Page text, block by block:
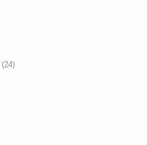
(24)